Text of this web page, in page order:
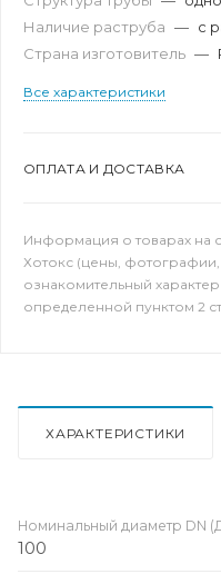
Наличие раструба — с
Страна изготовитель —
Все характеристики
ОПЛАТА И ДОСТАВКА
Информация о товарах на
Хотокс (цены, фотографии,
ознакомительный
определенной пунктом 2
ХАРАКТЕРИСТИКИ
Номинальный диаметр DN
100